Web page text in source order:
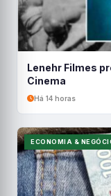
Lenehr Filmes
Cinema
Há 14 horas
ECONOMIA &